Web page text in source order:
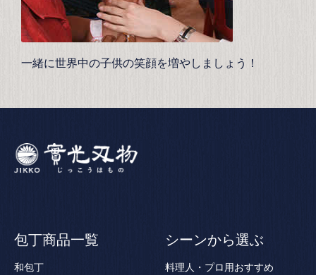
一緒に世界中の子供の笑顔を増やしましょう！
包丁商品一覧
和包丁
シーンから選ぶ
料理人・プロ用おすすめ